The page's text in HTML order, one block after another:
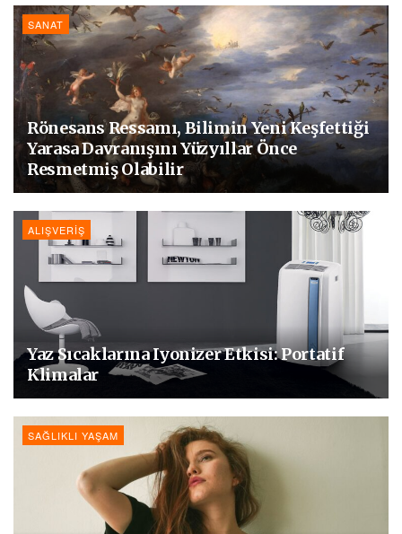
SANAT
Rönesans Ressamı, Bilimin Yeni Keşfettiği
Yarasa Davranışını Yüzyıllar Önce
Resmetmiş Olabilir
ALIŞVERIŞ
Yaz Sıcaklarına Iyonizer Etkisi: Portatif
Klimalar
SAĞLIKLI YAŞAM